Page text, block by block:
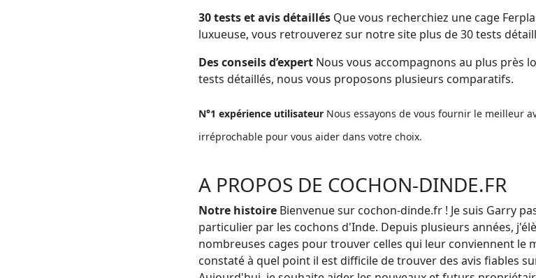
30 tests et avis détaillés Que vous recherchiez une cage
luxueuse, vous retrouverez sur notre site plus de 30 tests
Des conseils d’expert Nous vous accompagnons au plus près
tests détaillés, nous vous proposons plusieurs comparatifs.
N°1 expérience utilisateur Nous essayons de vous fournir le meilleur
irréprochable pour vous aider dans votre choix.
A PROPOS DE COCHON-DINDE.FR
Notre histoire Bienvenue sur cochon-dinde.fr ! Je suis Garry
particulier par les cochons d'Inde. Depuis plusieurs années,
nombreuses cages pour trouver celles qui leur conviennent le
constaté à quel point il est difficile de trouver des avis fiables